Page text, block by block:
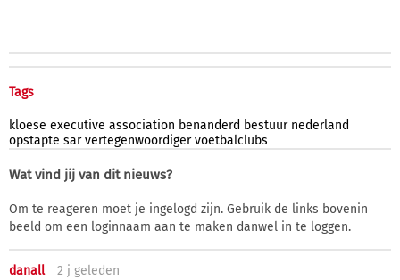
Tags
kloese executive association benanderd bestuur nederland
opstapte sar vertegenwoordiger voetbalclubs
Wat vind jij van dit nieuws?
Om te reageren moet je ingelogd zijn. Gebruik de links bovenin
beeld om een loginnaam aan te maken danwel in te loggen.
danall 2 j geleden